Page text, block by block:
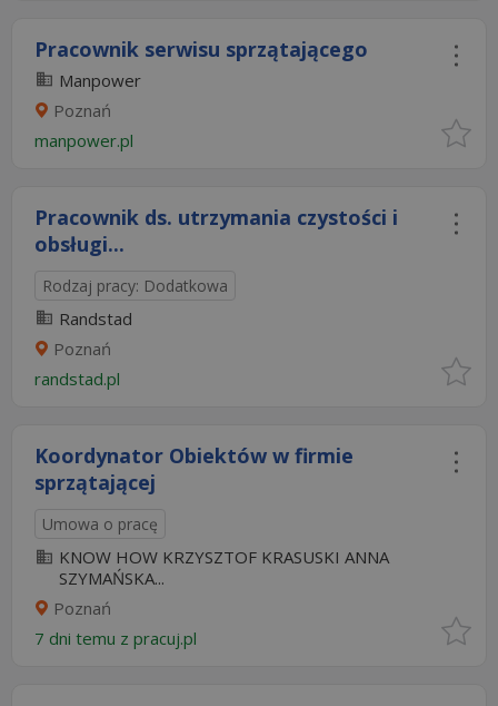
Pracownik serwisu sprzątającego
Manpower
Poznań
manpower.pl
Pracownik ds. utrzymania czystości i
obsługi...
Rodzaj pracy: Dodatkowa
Randstad
Poznań
randstad.pl
Koordynator Obiektów w firmie
sprzątającej
Umowa o pracę
KNOW HOW KRZYSZTOF KRASUSKI ANNA
SZYMAŃSKA...
Poznań
7 dni temu z pracuj.pl